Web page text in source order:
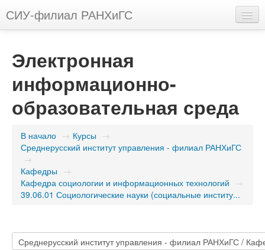
СИУ-филиал РАНХиГС
Вы не вошли в систему (Вход)
Электронная
информационно-
образовательная среда
В начало → Курсы →
Среднерусский институт управления - филиал РАНХиГС
→
Кафедры →
Кафедра социологии и информационных технологий →
39.06.01 Социологические науки (социальные институ...